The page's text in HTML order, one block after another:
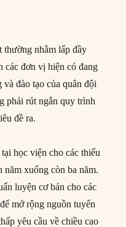
thường nhằm lấp đầy
các đơn vị hiện có đang
đào tạo của quân đội
phải rút ngắn quy trình
đề ra.
học viện cho các thiếu
xuống còn ba năm.
luyện cơ bản cho các
mở rộng nguồn tuyển
yêu cầu về chiều cao